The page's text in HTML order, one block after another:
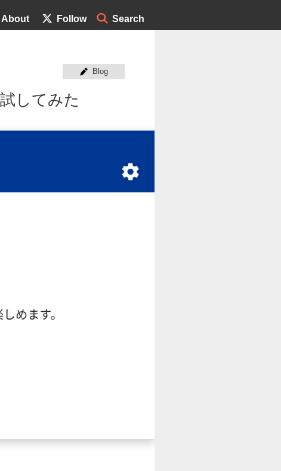
Search
About Follow
Blog
してみた